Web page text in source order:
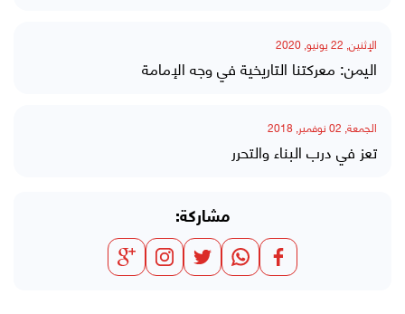
الإثنين, 22 يونيو, 2020
اليمن: معركتنا التاريخية في وجه الإمامة
الجمعة, 02 نوفمبر, 2018
تعز في درب البناء والتحرر
مشاركة: